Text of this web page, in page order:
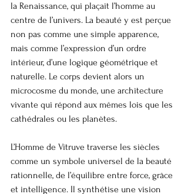
la Renaissance, qui plaçait l’homme au
centre de l’univers. La beauté y est perçue
non pas comme une simple apparence,
mais comme l’expression d’un ordre
intérieur, d’une logique géométrique et
naturelle. Le corps devient alors un
microcosme du monde, une architecture
vivante qui répond aux mêmes lois que les
cathédrales ou les planètes.
L’Homme de Vitruve traverse les siècles
comme un symbole universel de la beauté
rationnelle, de l’équilibre entre force, grâce
et intelligence. Il synthétise une vision